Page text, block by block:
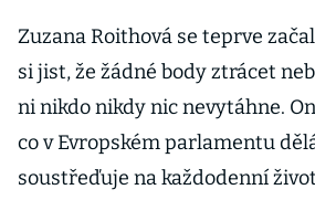
Zuzana Roithová se teprve
si jist, že žádné body ztrácet
ni nikdo nikdy nic nevytáhne.
co v Evropském parlamentu
soustřeďuje na každodenní